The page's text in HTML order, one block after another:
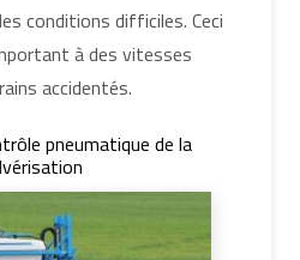
conditions difficiles. Ceci
à des vitesses
accidentés.
pneumatique de la